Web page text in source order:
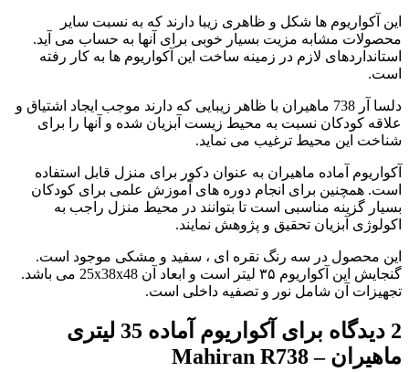
این آکواریوم ها شکل و ظاهری زیبا دارند که به نسبت سایر
محصولات مشابه مزیت بسیار خوبی برای آنها به حساب می آید.
استانداردهای لازم در زمینه ساخت این آکواریوم ها به کار رفته
است.
دلسا آر 738 ماهیران با ظاهر زیبایی که دارند موجب ایجاد اشتیاق و
علاقه کودکان نسبت به محیط زیست آبزیان شده و آنها را برای
شناخت این محیط ترغیب می نماید.
آکواریوم آماده ماهیران به عنوان دکور برای منزل قابل استفاده
است. همچنین برای انجام دوره های آموزش علمی برای کودکان
بسیار گزینه مناسبی است تا بتوانند در محیط منزل راجب به
اکولوژی آبزیان تحقیق و پژوهش نمایند.
این محصول در سه رنگ نقره ای ، سفید و مشکی موجود است.
گنجایش این آکواریوم ۳۵ لیتر است و ابعاد آن 25x38x48 می باشد.
تجهیزات آن شامل نور و تصفیه داخلی است.
2 دیدگاه برای
آکواریوم آماده 35 لیتری
ماهیران – Mahiran R738